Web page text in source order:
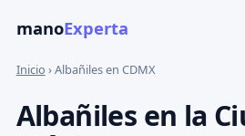
manoExperta
Inicio › Albañiles en CDMX
Albañiles en la